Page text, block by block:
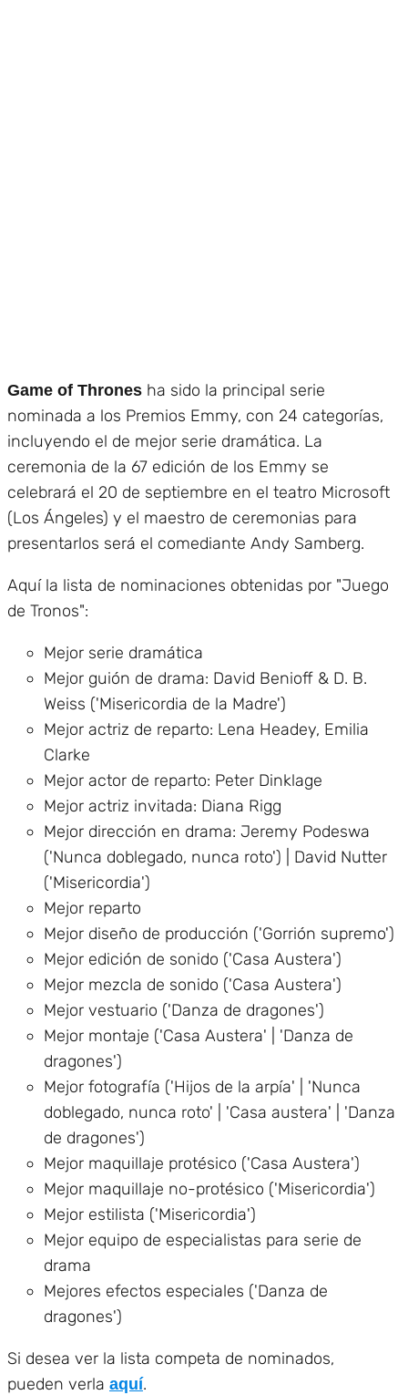
Game of Thrones ha sido la principal serie
nominada a los Premios Emmy, con 24 categorías,
incluyendo el de mejor serie dramática. La
ceremonia de la 67 edición de los Emmy se
celebrará el 20 de septiembre en el teatro Microsoft
(Los Ángeles) y el maestro de ceremonias para
presentarlos será el comediante Andy Samberg.
Aquí la lista de nominaciones obtenidas por "Juego
de Tronos":
Mejor serie dramática
Mejor guión de drama: David Benioff & D. B.
Weiss ('Misericordia de la Madre')
Mejor actriz de reparto: Lena Headey, Emilia
Clarke
Mejor actor de reparto: Peter Dinklage
Mejor actriz invitada: Diana Rigg
Mejor dirección en drama: Jeremy Podeswa
('Nunca doblegado, nunca roto') | David Nutter
('Misericordia')
Mejor reparto
Mejor diseño de producción ('Gorrión supremo')
Mejor edición de sonido ('Casa Austera')
Mejor mezcla de sonido ('Casa Austera')
Mejor vestuario ('Danza de dragones')
Mejor montaje ('Casa Austera' | 'Danza de
dragones')
Mejor fotografía ('Hijos de la arpía' | 'Nunca
doblegado, nunca roto' | 'Casa austera' | 'Danza
de dragones')
Mejor maquillaje protésico ('Casa Austera')
Mejor maquillaje no-protésico ('Misericordia')
Mejor estilista ('Misericordia')
Mejor equipo de especialistas para serie de
drama
Mejores efectos especiales ('Danza de
dragones')
Si desea ver la lista competa de nominados,
pueden verla aquí.